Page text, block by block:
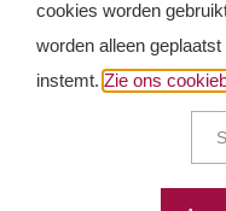
cookies worden
worden alleen
instemt. Zie ons